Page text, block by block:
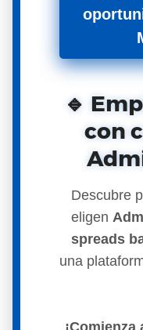
🔹
con
Descubre
eligen
spreads
una